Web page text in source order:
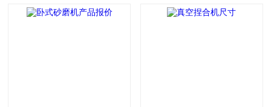
备、酱油生产成套设备 养方法